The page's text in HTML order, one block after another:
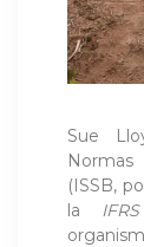
Sue
(ISSB,
la